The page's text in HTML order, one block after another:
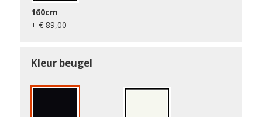
160cm
+ € 89,00
Kleur beugel